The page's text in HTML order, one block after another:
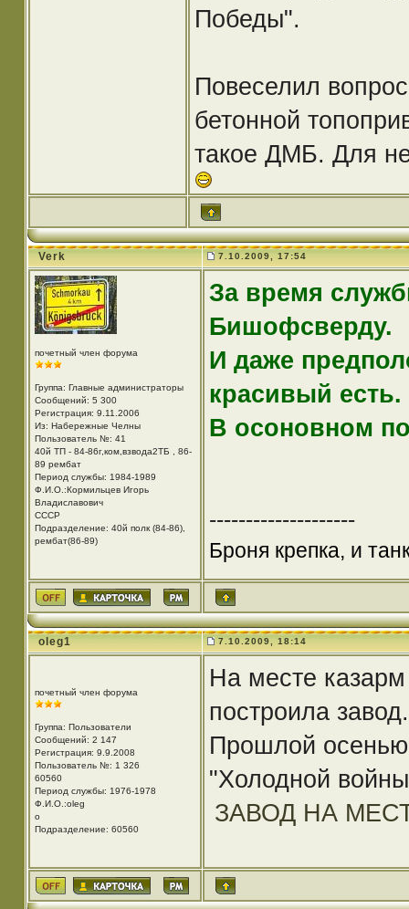
Победы".
Повеселил
бетонной
такое ДМБ. Для
Verk 7.10.2009, 17:54
почетный член форума
Группа: Главные администраторы
Сообщений: 5 300
Регистрация: 9.11.2006
Из: Набережные Челны
Пользователь №: 41
40й ТП - 84-86г,ком,взвода2ТБ , 86-
89 рембат
Период службы: 1984-1989
Ф.И.О.:Кормильцев Игорь
Владиславович
СССР
Подразделение: 40й полк (84-86),
рембат(86-89)
За время
Бишофсверду.
И даже
красивый есть.
В осоновном
--------------------
Броня крепка, и
oleg1 7.10.2009, 18:14
почетный член форума
Группа: Пользователи
Сообщений: 2 147
Регистрация: 9.9.2008
Пользователь №: 1 326
60560
Период службы: 1976-1978
Ф.И.О.:oleg
o
Подразделение: 60560
На месте
построила завод.
Прошлой
"Холодной
ЗАВОД НА